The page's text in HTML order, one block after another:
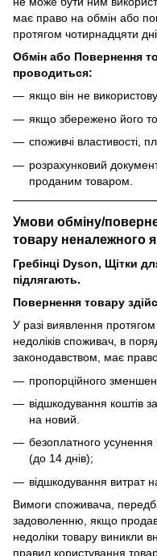
має право на обмін або
протягом чотирнадцяти
Обмін або Повернення
проводиться:
якщо він не
якщо збережено його
споживчі властивості,
розрахунковий
проданим товаром.
Умови обміну/
товару неналежного
Гребінці Dyson, Щітки
підлягають.
Повернення товару
У разі виявлення протягом
недоліків споживач, в
законодавством, має
пропорційного
відшкодування коштів
на новий.
безоплатного усунення
(до 14 днів);
відшкодування витрат
Вимоги споживача,
задоволенню, якщо
недоліки товару виникли
правил користування